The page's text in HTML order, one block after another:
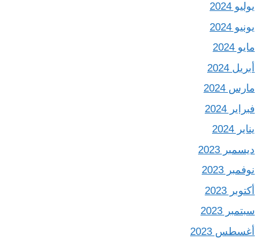
يوليو 2024
يونيو 2024
مايو 2024
أبريل 2024
مارس 2024
فبراير 2024
يناير 2024
ديسمبر 2023
نوفمبر 2023
أكتوبر 2023
سبتمبر 2023
أغسطس 2023